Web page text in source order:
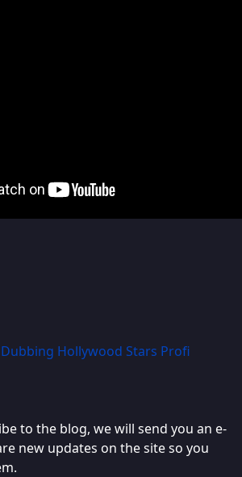
Dubbing Hollywood Stars Profi
to the blog, we will send you an e-
new updates on the site so you